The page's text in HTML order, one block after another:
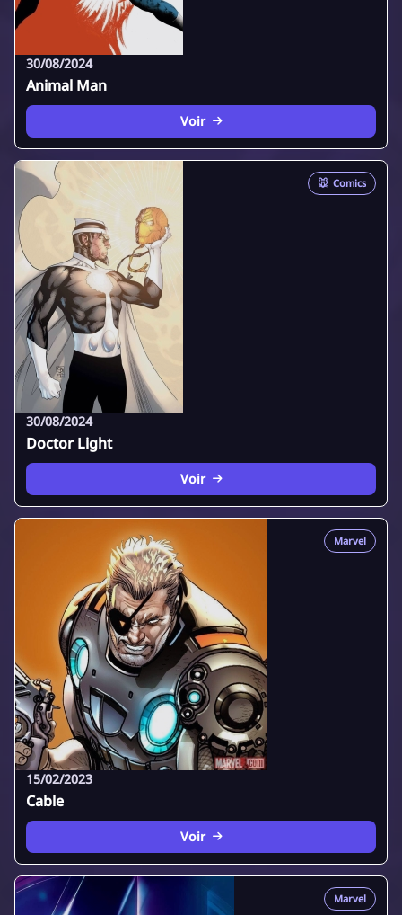
30/08/2024
Animal Man
Voir
🐭 Comics
30/08/2024
Doctor Light
Voir
Marvel
15/02/2023
Cable
Voir
Marvel